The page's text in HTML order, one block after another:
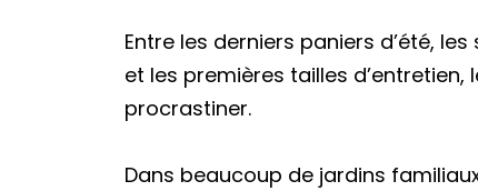
Entre les derniers paniers d’été,
et les premières tailles
procrastiner.
Dans beaucoup de jardins